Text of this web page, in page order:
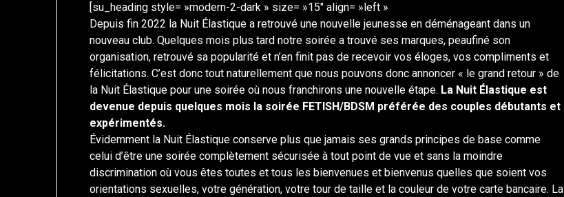
février
2024
loup
[su_heading style= »modern-2-dark » size= »15″ align= »left »
Depuis fin 2022 la Nuit Élastique a retrouvé une nouvelle jeunesse en déménageant dans un
nouveau club. Quelques mois plus tard notre soirée a trouvé ses marques, peaufiné son
organisation, retrouvé sa popularité et n’en finit pas de recevoir vos éloges, vos compliments et
félicitations. C’est donc tout naturellement que nous pouvons donc annoncer « le grand retour » de
la Nuit Élastique pour une soirée où nous franchirons une nouvelle étape. La Nuit Élastique est
devenue depuis quelques mois la soirée FETISH/BDSM préférée des couples débutants et
expérimentés.
Évidemment la Nuit Élastique conserve plus que jamais ses grands principes de base comme
celui d’être une soirée complètement sécurisée à tout point de vue et sans la moindre
discrimination où vous êtes toutes et tous les bienvenues et bienvenus quelles que soient vos
orientations sexuelles, votre génération, votre tour de taille et la couleur de votre carte bancaire. La